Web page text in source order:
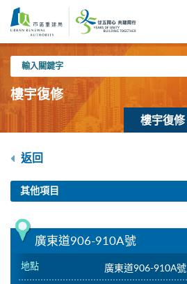
內
入
關
鍵
樓宇復修
樓宇復修
返回
其他項目
廣東道906-910A號
地點 廣東道906-910A號